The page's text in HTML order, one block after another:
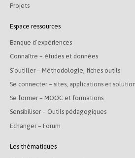
Projets
Espace ressources
Banque d’expériences
Connaître – études et données
S’outiller – Méthodologie, fiches outils
Se connecter – sites, applications et
Se former – MOOC et formations
Sensibiliser – Outils pédagogiques
Echanger – Forum
Les thématiques